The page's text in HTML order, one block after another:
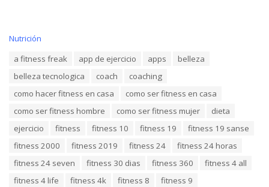
C
Nutrición
a fitness freak app de ejercicio apps
belleza
belleza tecnologica
coach
coaching
como hacer fitness en casa
como ser fitness en casa
como ser fitness hombre
como ser fitness mujer
dieta
ejercicio
fitness fitness 10 fitness 19
fitness 19 sanse
fitness 2000
fitness 2019 fitness 24
fitness 24 horas
fitness 24 seven
fitness 30 dias fitness 360
fitness 4 all
fitness 4 life
fitness 4k fitness 8
fitness 9